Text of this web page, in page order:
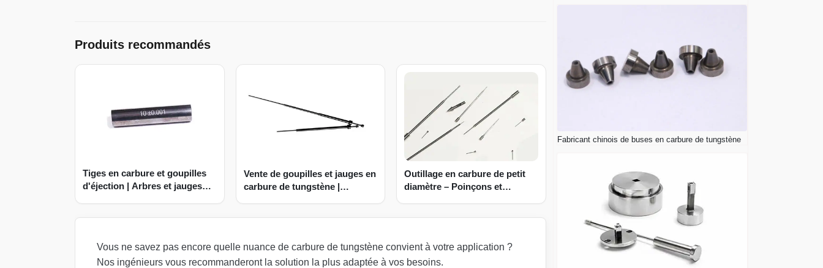
Produits recommandés
Tiges en carbure et goupilles
d'éjection | Arbres et jauges
Vente de goupilles et jauges en
carbure de tungstène |
Outillage en carbure de petit
diamètre – Poinçons et
Vous ne savez pas encore quelle nuance de carbure de tungstène convient à votre application ?
Nos ingénieurs vous recommanderont la solution la plus adaptée à vos besoins.
Fabricant chinois de buses en carbure de tungstène